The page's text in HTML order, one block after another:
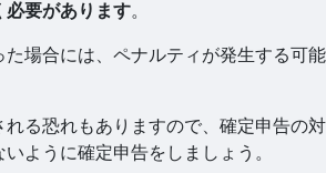
必要があります。
場合には、ペナルティが発生する可能
る恐れもありますので、確定申告の対
ように確定申告をしましょう。